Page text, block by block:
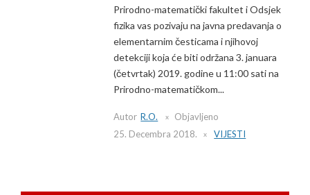
Prirodno-matematički fakultet i Odsjek
fizika vas pozivaju na javna predavanja o
elementarnim česticama i njihovoj
detekciji koja će biti održana 3. januara
(četvrtak) 2019. godine u 11:00 sati na
Prirodno-matematičkom...
Autor R.O.
Objavljeno
25. Decembra 2018.
VIJESTI